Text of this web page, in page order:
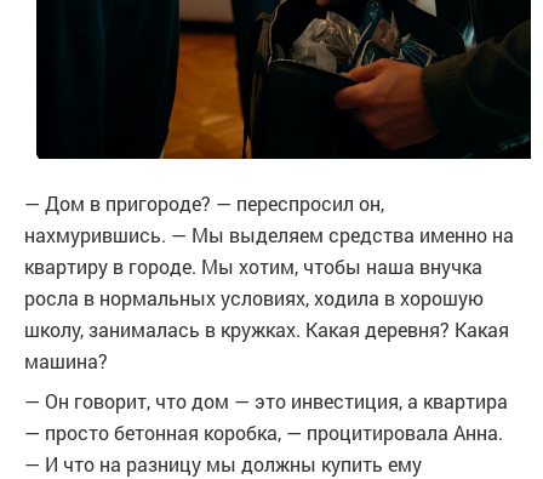
— Дом в пригороде? — переспросил он,
нахмурившись. — Мы выделяем средства именно на
квартиру в городе. Мы хотим, чтобы наша внучка
росла в нормальных условиях, ходила в хорошую
школу, занималась в кружках. Какая деревня? Какая
машина?
— Он говорит, что дом — это инвестиция, а квартира
— просто бетонная коробка, — процитировала Анна.
— И что на разницу мы должны купить ему